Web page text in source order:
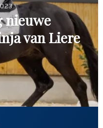
nieuwe
van Liere